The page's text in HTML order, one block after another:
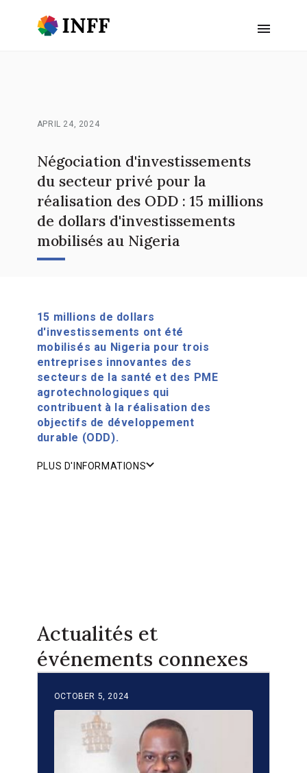
APRIL 24, 2024
Négociation d'investissements
du secteur privé pour la
réalisation des ODD : 15 millions
de dollars d'investissements
mobilisés au Nigeria
15 millions de dollars
d'investissements ont été
mobilisés au Nigeria pour trois
entreprises innovantes des
secteurs de la santé et des PME
agrotechnologiques qui
contribuent à la réalisation des
objectifs de développement
durable (ODD).
PLUS D'INFORMATIONS
Actualités et
événements connexes
OCTOBER 5, 2024